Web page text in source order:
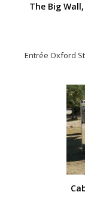
The Big
Entrée Oxford